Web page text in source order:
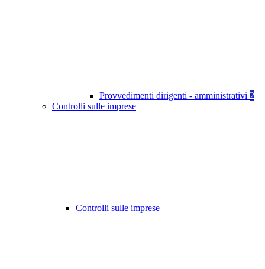
Provvedimenti dirigenti - amministrativi 2
Controlli sulle imprese
Controlli sulle imprese